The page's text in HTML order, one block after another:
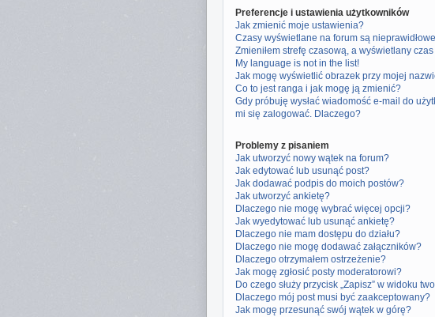
Preferencje i ustawienia użytkowników
Jak zmienić moje ustawienia?
Czasy wyświetlane na forum są
Zmieniłem strefę czasową, a wyświetlany czas
My language is not in the list!
Jak mogę wyświetlić obrazek przy mojej
Co to jest ranga i jak mogę ją zmienić?
Gdy próbuję wysłać wiadomość e-mail do
mi się zalogować. Dlaczego?
Problemy z pisaniem
Jak utworzyć nowy wątek na forum?
Jak edytować lub usunąć post?
Jak dodawać podpis do moich postów?
Jak utworzyć ankietę?
Dlaczego nie mogę wybrać więcej opcji?
Jak wyedytować lub usunąć ankietę?
Dlaczego nie mam dostępu do działu?
Dlaczego nie mogę dodawać załączników?
Dlaczego otrzymałem ostrzeżenie?
Jak mogę zgłosić posty moderatorowi?
Do czego służy przycisk „Zapisz” w widoku
Dlaczego mój post musi być zaakceptowany?
Jak mogę przesunąć swój wątek w górę?